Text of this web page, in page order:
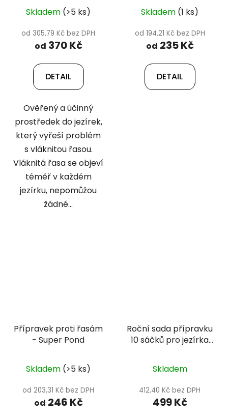
Skladem (>5 ks)
od 305,79 Kč bez DPH
od 370 Kč
DETAIL
Ověřený a účinný
prostředek do jezírek,
který vyřeší problém
s vláknitou řasou.
Vláknitá řasa se objeví
téměř v každém
jezírku, nepomůžou
žádné...
Skladem (1 ks)
od 194,21 Kč bez DPH
od 235 Kč
DETAIL
Přípravek proti řasám
- Super Pond
Skladem (>5 ks)
od 203,31 Kč bez DPH
od 246 Kč
Roční sada přípravku
10 sáčků pro jezírka
Skladem
412,40 Kč bez DPH
499 Kč